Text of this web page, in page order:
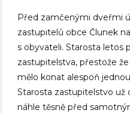
Před zamčenými dveřmi
zastupitelů obce Člunek
s obyvateli. Starosta letos
zastupitelstva, přestože
mělo konat alespoň
Starosta zastupitelstvo už
náhle těsně před